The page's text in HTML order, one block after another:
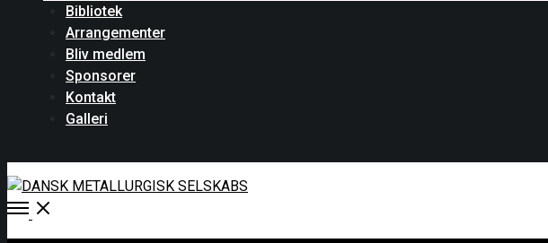
Bibliotek
Arrangementer
Bliv medlem
Sponsorer
Kontakt
Galleri
Open